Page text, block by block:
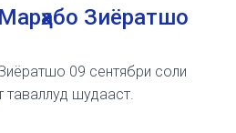
Зиёратшо
09 сентябри соли
таваллуд шудааст.